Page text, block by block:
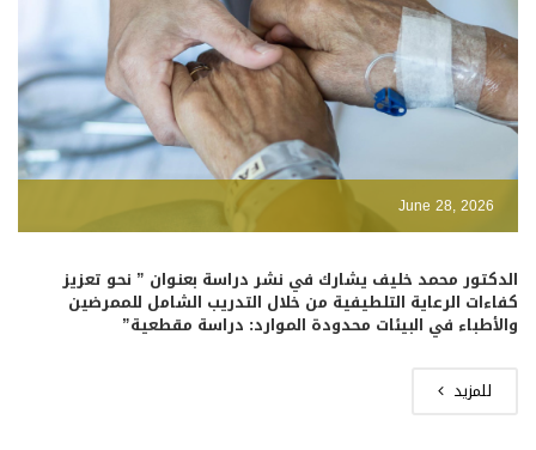
June 28, 2026
الدكتور محمد خليف يشارك في نشر دراسة بعنوان ” نحو تعزيز
كفاءات الرعاية التلطيفية من خلال التدريب الشامل للممرضين
والأطباء في البيئات محدودة الموارد: دراسة مقطعية”
للمزيد